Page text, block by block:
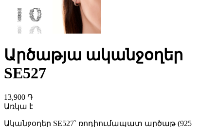
Արծաթյա ականջօղեր
SE527
13,900 ֏
Առկա է
Ականջօղեր SE527` ռոդիումապատ արծաթ (925